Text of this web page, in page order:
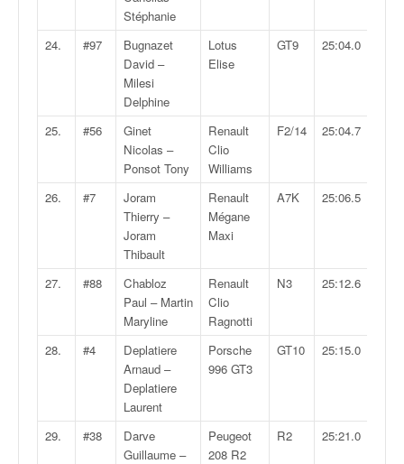
Stéphanie
24.
#97
Bugnazet
David –
Milesi
Delphine
Lotus
Elise
GT9 25:04.0
25. #56
Ginet
Nicolas –
Ponsot Tony
Renault
Clio
Williams
F2/14 25:04.7
26. #7
Joram
Thierry –
Joram
Thibault
Renault
Mégane
Maxi
A7K 25:06.5
27. #88
Chabloz
Paul – Martin
Maryline
Renault
Clio
Ragnotti
N3 25:12.6
28. #4
Deplatiere
Arnaud –
Deplatiere
Laurent
Porsche
996 GT3
GT10 25:15.0
29. #38
Darve
Guillaume –
Peugeot
208 R2
R2 25:21.0